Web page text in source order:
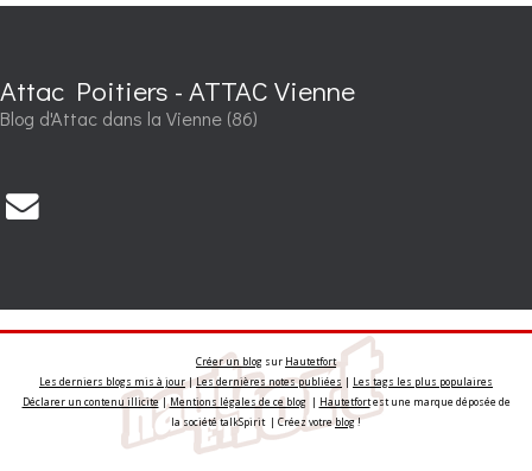
Attac Poitiers - ATTAC Vienne
Blog d'Attac dans la Vienne (86)
Créer un blog sur Hautetfort
Les derniers blogs mis à jour|Les dernières notes publiées | Les tags les plus populaires
Déclarer un contenu illicite|Mentions légales de ce blog| Hautetfortest une marque déposée de
la société talkSpirit | Créez votreblog!